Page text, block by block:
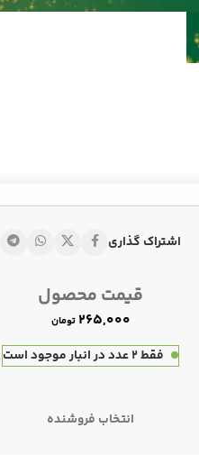
اشتراک گذاری
قیمت محصول
تومان
فقط 2 عدد در انبار موجود است
انتخاب فروشنده